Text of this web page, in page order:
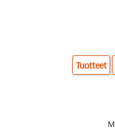
Tuotteet